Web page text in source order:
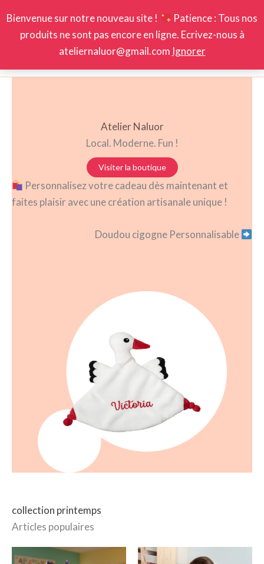
Bienvenue sur notre nouveau site !
Patience : Tous nos
produits ne sont pas encore en ligne. Ecrivez-nous à
ateliernaluor@gmail.com Ignorer
contenu
0,00€
Atelier Naluor
Local. Moderne. Fun !
Visiter la boutique
Personnalisez votre cadeau dès maintenant et
faites plaisir avec une création artisanale unique !
Doudou cigogne Personnalisable
collection printemps
Articles populaires